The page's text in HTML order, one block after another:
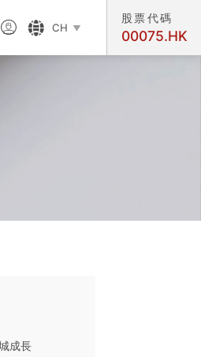
  CH 
股票代碼
00075.HK
成長